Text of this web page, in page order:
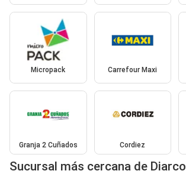
Micropack Carrefour Maxi
Granja 2 Cuñados Cordiez
Sucursal más cercana de Diarco